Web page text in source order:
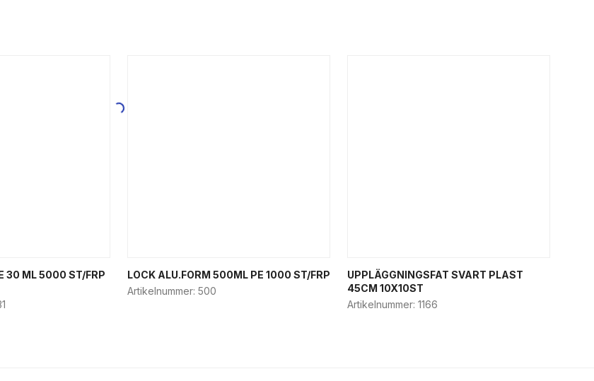
30 ML 5000 ST/FRP
LOCK ALU.FORM 500ML PE 1000 ST/FRP
Artikelnummer: 500
UPPLÄGGNINGSFAT SVART PLAST
45CM 10X10ST
Artikelnummer: 1166